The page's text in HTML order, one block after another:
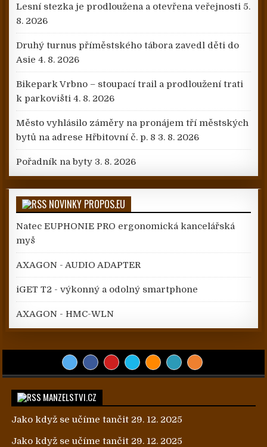
Lesní stezka je prodloužena a otevřena veřejnosti 5.
8. 2026
Druhý turnus příměstského tábora zavedl děti do
Asie 4. 8. 2026
Bikepark Vrbno – stoupací trail a prodloužení trati
k parkovišti 4. 8. 2026
Město vyhlásilo záměry na pronájem tří městských
bytů na adrese Hřbitovní č. p. 8 3. 8. 2026
Pořadník na byty 3. 8. 2026
NOVINKY PROPOS.EU
Natec EUPHONIE PRO ergonomická kancelářská
myš
AXAGON - AUDIO ADAPTER
iGET T2 - výkonný a odolný smartphone
AXAGON - HMC-WLN
MANZELSTVI.CZ
Jako když se učíme tančit 29. 12. 2025
Jako když se učíme tančit 29. 12. 2025